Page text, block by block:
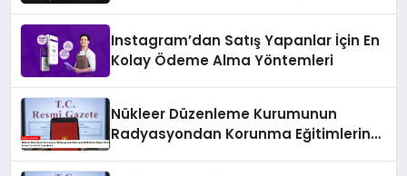
Instagram’dan Satış Yapanlar İçin En
Kolay Ödeme Alma Yöntemleri
Nükleer Düzenleme Kurumunun
Radyasyondan Korunma Eğitimlerine